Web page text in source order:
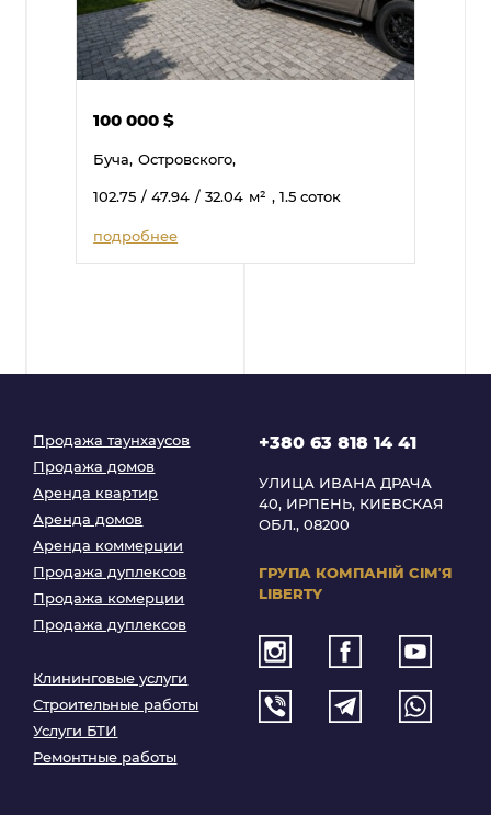
100 000$
Буча, Островского,
102.75 / 47.94 / 32.04 м² , 1.5 соток
подробнее
Продажа таунхаусов
Продажа домов
Аренда квартир
Аренда домов
Аренда коммерции
Продажа дуплексов
Продажа комерции
Продажа дуплексов
Клининговые услуги
Строительные работы
Услуги БТИ
Ремонтные работы
+380 63 818 14 41
УЛИЦА ИВАНА ДРАЧА
40, ИРПЕНЬ, КИЕВСКАЯ
ОБЛ., 08200
ГРУПА КОМПАНІЙ СІМʼЯ
LIBERTY